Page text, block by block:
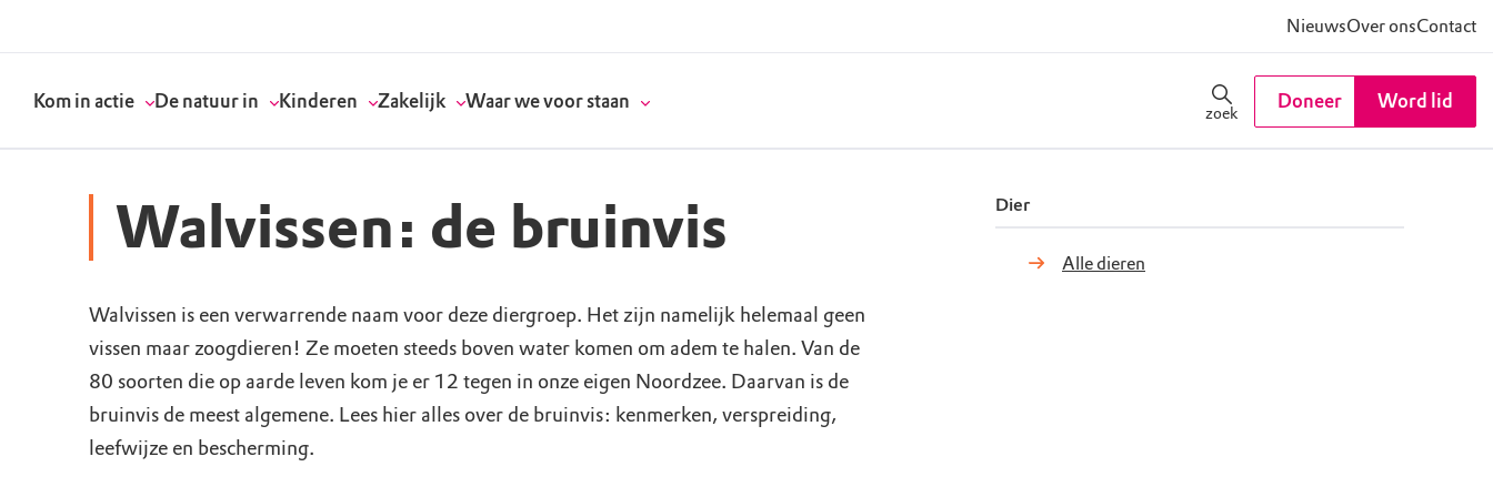
NieuwsOver onsContact
Kom in actie
Word lid
Word vrijwilliger
De natuur in
Agenda
Natuurgebieden
Kinderen
Speelnatuur
Verjaardagsfeestjes
Zakelijk
Strategisch partnerschap
Vergaderen in de natuur
Waar we voor staan
Standpunten
Actuele thema's
zoek
Doneer Word lid
Walvissen: de bruinvis
Walvissen is een verwarrende naam voor deze diergroep. Het zijn namelijk helemaal geen
vissen maar zoogdieren! Ze moeten steeds boven water komen om adem te halen. Van de
80 soorten die op aarde leven kom je er 12 tegen in onze eigen Noordzee. Daarvan is de
bruinvis de meest algemene. Lees hier alles over de bruinvis: kenmerken, verspreiding,
leefwijze en bescherming.
Dier
Alle dieren